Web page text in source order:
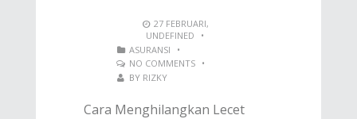
27 FEBRUARI,
UNDEFINED
•
ASURANSI
•
NO COMMENTS
•
BY RIZKY
Cara Menghilangkan Lecet